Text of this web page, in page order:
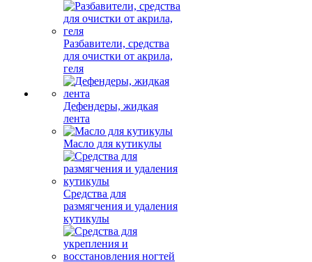
Разбавители, средства
для очистки от акрила,
геля
Дефендеры, жидкая
лента
Масло для кутикулы
Средства для
размягчения и удаления
кутикулы